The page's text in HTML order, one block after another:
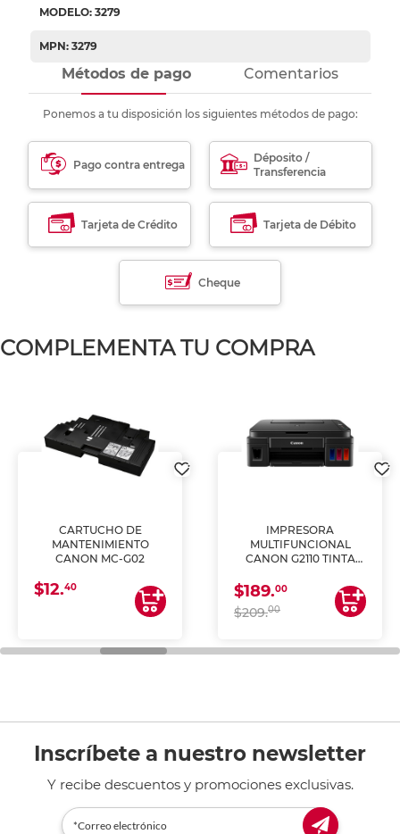
MODELO: 3279
MPN: 3279
Métodos de pago Comentarios
Ponemos a tu disposición los siguientes métodos de pago:
Pago contra entrega
Déposito /
Transferencia
Tarjeta de Crédito Tarjeta de Débito
Cheque
COMPLEMENTA TU COMPRA
CARTUCHO DE
MANTENIMIENTO
CANON MC-G02
$12.40
IMPRESORA
MULTIFUNCIONAL
CANON G2110 TINTA
$189.00
$209.00
Inscríbete a nuestro newsletter
Y recibe descuentos y promociones exclusivas.